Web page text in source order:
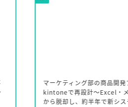
マーケティング部の商品開発
kintoneで再設計～Excel・
から脱却し、約半年で新シ